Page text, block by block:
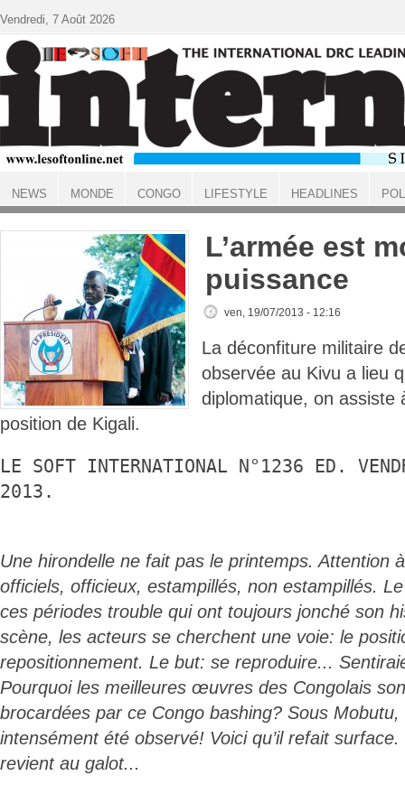
ACCUEIL
L’armée est
puissance
ven, 19/07/2013 - 12:16
La déconfiture militaire
observée au Kivu a lieu
diplomatique, on assiste
position de Kigali.
LE SOFT INTERNATIONAL N°1236 ED.
2013.
Une hirondelle ne fait pas le printemps. Attention
officiels, officieux, estampillés, non estampillés.
ces périodes trouble qui ont toujours jonché son
scène, les acteurs se cherchent une voie: le
repositionnement. Le but: se reproduire...
Pourquoi les meilleures œuvres des Congolais
brocardées par ce Congo bashing? Sous
intensément été observé! Voici qu’il refait
revient au galot...
Vendredi, 7 Août 2026
NEWS MONDE CONGO LIFESTYLE HEADLINES